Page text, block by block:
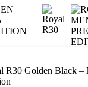
R30 Golden Black –